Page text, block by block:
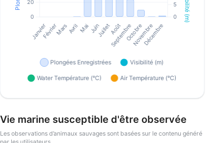
Vie marine susceptible d'être observée
Les observations d’animaux sauvages sont basées sur le contenu généré